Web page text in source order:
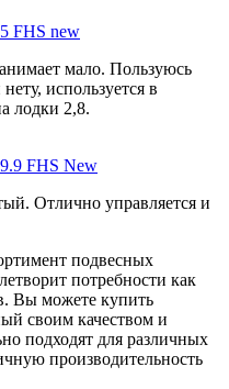
FHS new
мало. Пользуюсь
используется в
лодки 2,8.
FHS New
Отлично управляется и
подвесных
потребности как
Вы можете купить
своим качеством и
подходят для различных
производительность